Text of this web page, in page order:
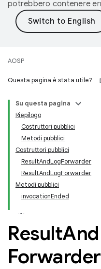
potrebbero contenere
AOSP
Questa pagina è stata utile?
Su questa pagina
Riepilogo
Costruttori pubblici
Metodi pubblici
Costruttori pubblici
ResultAndLogForwarder
ResultAndLogForwarder
Metodi pubblici
invocationEnded
ResultAnd
Forwarder